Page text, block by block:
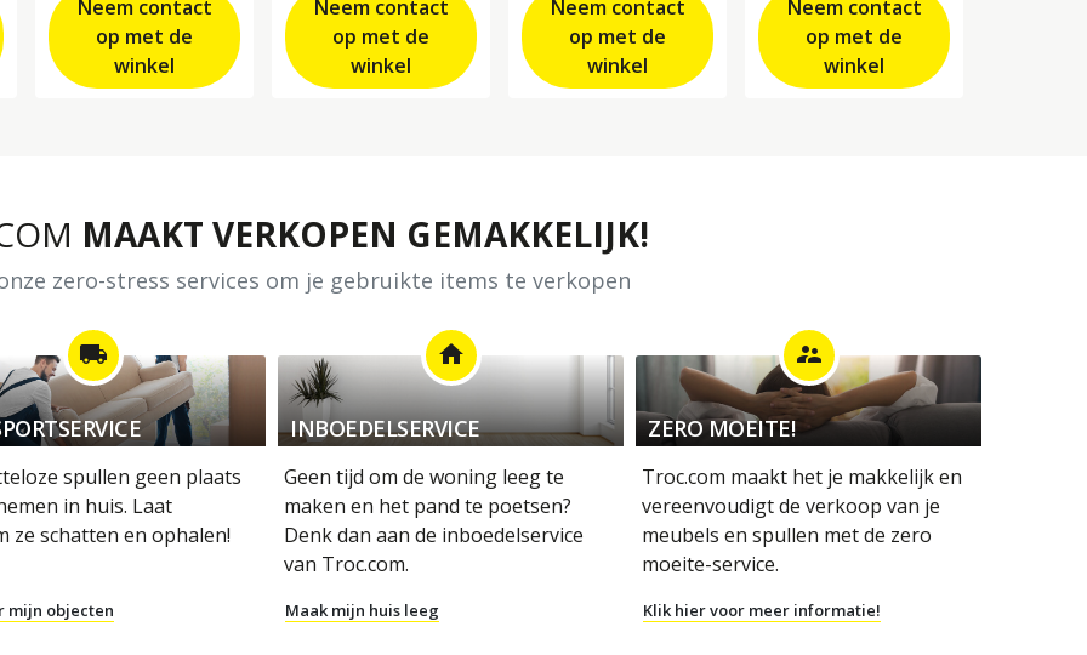
Neem contact
op met de
winkel
Neem contact
op met de
winkel
Neem contact
op met de
winkel
Neem contact
op met de
winkel
MAAKT VERKOPEN GEMAKKELIJK!
zero-stress services om je gebruikte items te verkopen
local_shipping
spullen geen plaats
in huis. Laat
ze schatten en ophalen!
mijn objecten
home
INBOEDELSERVICE
Geen tijd om de woning leeg te
maken en het pand te poetsen?
Denk dan aan de inboedelservice
van Troc.com.
Maak mijn huis leeg
supervisor_account
ZERO MOEITE!
Troc.com maakt het je makkelijk en
vereenvoudigt de verkoop van je
meubels en spullen met de zero
moeite-service.
Klik hier voor meer informatie!